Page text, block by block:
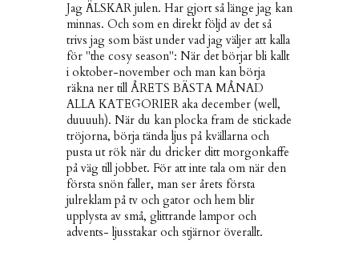
Jag ÄLSKAR julen. Har gjort så länge jag kan
minnas. Och som en direkt följd av det så
trivs jag som bäst under vad jag väljer att kalla
för "the cosy season": När det börjar bli kallt
i oktober-november och man kan börja
räkna ner till ÅRETS BÄSTA MÅNAD
ALLA KATEGORIER aka december (well,
duuuuh). När du kan plocka fram de stickade
tröjorna, börja tända ljus på kvällarna och
pusta ut rök när du dricker ditt morgonkaffe
på väg till jobbet. För att inte tala om när den
första snön faller, man ser årets första
julreklam på tv och gator och hem blir
upplysta av små, glittrande lampor och
advents- ljusstakar och stjärnor överallt.